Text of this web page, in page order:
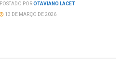
POSTADO POROTAVIANO LACET
13 DE MARÇO DE 2026